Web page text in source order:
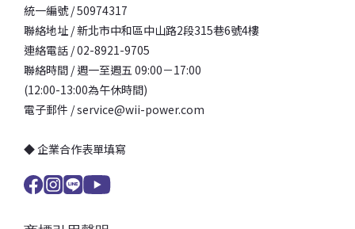
統一編號 / 50974317
聯絡地址 / 新北市中和區中山路2段315巷6號4樓
連絡電話 / 02-8921-9705
聯絡時間 / 週一至週五 09:00－17:00
(12:00-13:00為午休時間)
電子郵件 / service@wii-power.com
◆ 企業合作表單填寫